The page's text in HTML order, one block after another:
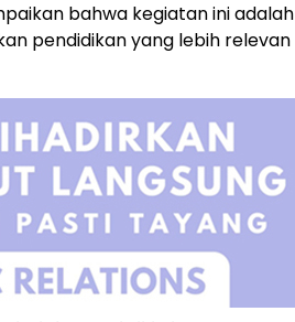
bahwa kegiatan ini adalah
pendidikan yang lebih relevan